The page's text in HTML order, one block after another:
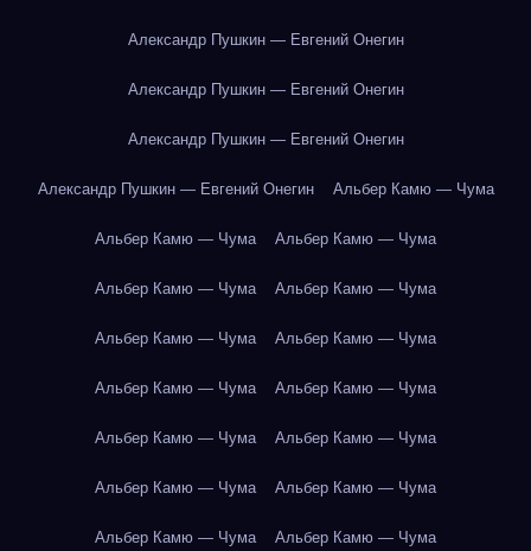
Александр Пушкин — Евгений Онегин
Александр Пушкин — Евгений Онегин
Александр Пушкин — Евгений Онегин
Александр Пушкин — Евгений Онегин Альбер Камю — Чума
Альбер Камю — Чума Альбер Камю — Чума
Альбер Камю — Чума Альбер Камю — Чума
Альбер Камю — Чума Альбер Камю — Чума
Альбер Камю — Чума Альбер Камю — Чума
Альбер Камю — Чума Альбер Камю — Чума
Альбер Камю — Чума Альбер Камю — Чума
Альбер Камю — Чума Альбер Камю — Чума